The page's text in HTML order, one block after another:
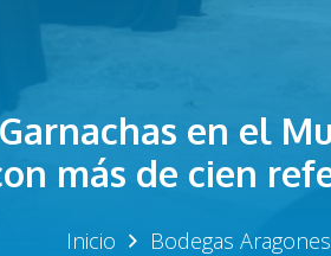
en el
más de cien
Inicio Bodegas